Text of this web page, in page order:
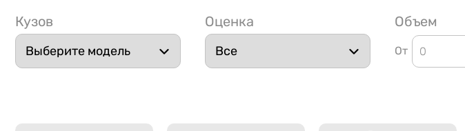
Кузов Оценка Объем
От